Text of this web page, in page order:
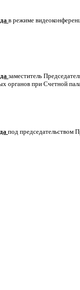
в режиме
заместитель
органов при Счетной
под председательством